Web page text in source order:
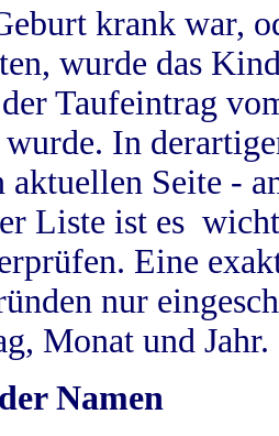
krank war,
wurde das
der Taufeintrag
In
aktuellen Seite -
Liste ist es
Eine
nur
Monat und Jahr.
Namen